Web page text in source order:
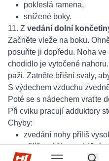
Hop-Sport.cz
pokleslá ramena,
snížené boky.
11. Z vedání dolní
Začněte vleže na boku.
posuňte ji dopředu. Noha
chodidlo je vytočené
paži. Zatněte břišní svaly,
S výdechem vzduchu
Poté se s nádechem vraťte
Při cviku pracují adduktory
Chyby:
zvedání nohy příliš
příliš rychlé provádění
houpání v bocích.